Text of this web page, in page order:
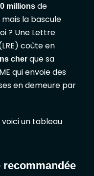
millions de
la bascule
? Une Lettre
coûte en
cher que sa
qui envoie des
en demeure par
un tableau